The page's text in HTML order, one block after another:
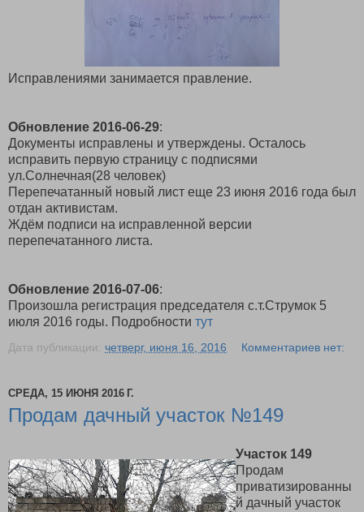
Исправлениями занимается правление.
Обновление 2016-06-29:
Документы исправлены и утверждены. Осталось
исправить первую страницу с подписями
ул.Солнечная(28 человек)
Перепечатанный новый лист еще 23 июня 2016 года был
отдан активистам.
Ждём подписи на исправленной версии
перепечатанного листа.
Обновление 2016-07-06:
Произошла регистрация председателя с.т.Струмок 5
июля 2016 годы. Подробности тут
Дата публикации: четверг, июня 16, 2016 Комментариев нет:
СРЕДА, 15 ИЮНЯ 2016 Г.
Продам дачный участок №149
Участок 149
Продам
приватизированны
й дачный участок